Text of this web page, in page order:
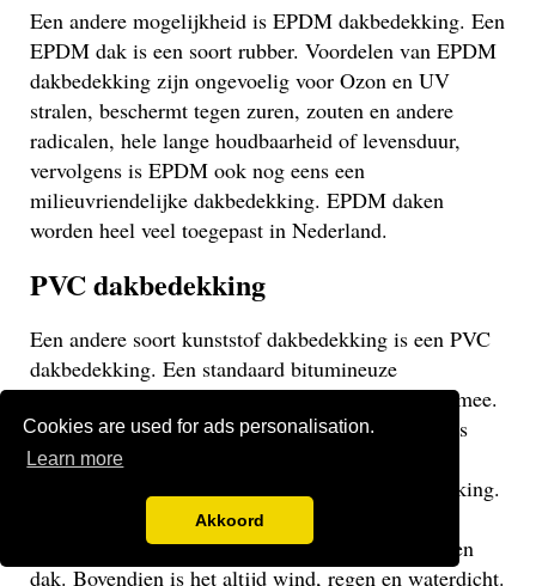
Cookies are used for ads personalisation.
Learn more
Akkoord
Een andere mogelijkheid is EPDM dakbedekking. Een
EPDM dak is een soort rubber. Voordelen van EPDM
dakbedekking zijn ongevoelig voor Ozon en UV
stralen, beschermt tegen zuren, zouten en andere
radicalen, hele lange houdbaarheid of levensduur,
vervolgens is EPDM ook nog eens een
milieuvriendelijke dakbedekking. EPDM daken
worden heel veel toegepast in Nederland.
PVC dakbedekking
Een andere soort kunststof dakbedekking is een PVC
dakbedekking. Een standaard bitumineuze
dakbedekking gaat veelal niet langer dan 15 jaar mee.
Een EPDM of PVC dak gaat veel langer mee en is
daarom een stuk duurzamer. Een PVC dak heeft
dezelfde eigenschappen als een EPDM dakbedekking.
Het gaat weliswaar iets minder lang mee dan een
EPDM dak, maar uiteraard langer dan een bitumen
dak. Bovendien is het altijd wind, regen en waterdicht.